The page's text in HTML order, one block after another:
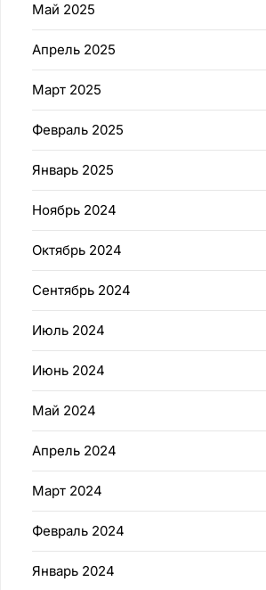
Май 2025
Апрель 2025
Март 2025
Февраль 2025
Январь 2025
Ноябрь 2024
Октябрь 2024
Сентябрь 2024
Июль 2024
Июнь 2024
Май 2024
Апрель 2024
Март 2024
Февраль 2024
Январь 2024